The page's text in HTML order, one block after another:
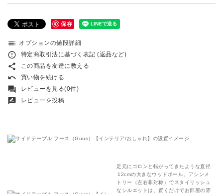
保存
toc オプションの値段詳細
error_outline 特定商取引法に基づく表記 (返品など)
share この商品を友達に教える
undo 買い物を続ける
forum レビューを見る(0件)
rate_review レビューを投稿
足元にコロンと転がってきたような直径
12cmの大きなウッドボール。アシンメ
トリー（左右非対称）でスタイリッシュ
なシルエットは、置くだけでお部屋の雰